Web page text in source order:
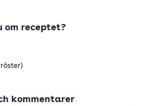
om receptet?
röster)
kommentarer